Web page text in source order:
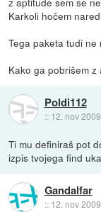
Karkoli hočem
Tega paketa tudi
Kako ga pobrišem
Poldi112
:: 12. nov
Ti mu definiraš pot
izpis tvojega find
Gandalfar
:: 12. nov